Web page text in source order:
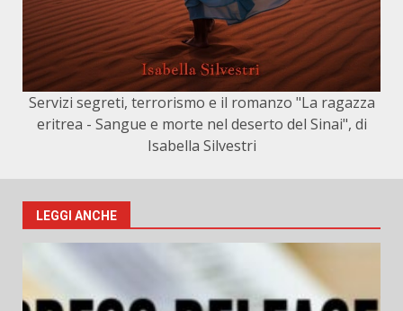
Servizi segreti, terrorismo e il romanzo "La ragazza
eritrea - Sangue e morte nel deserto del Sinai", di
Isabella Silvestri
LEGGI ANCHE